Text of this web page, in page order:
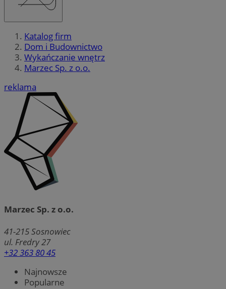
Katalog firm
Dom i Budownictwo
Wykańczanie wnętrz
Marzec Sp. z o.o.
reklama
Marzec Sp. z o.o.
41-215Sosnowiec
ul. Fredry 27
+32 363 80 45
Najnowsze
Popularne